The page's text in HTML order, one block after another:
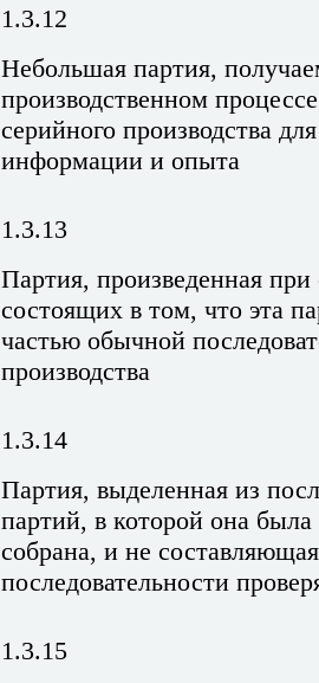
1.3.12
Небольшая партия,
производственном
серийного производства
информации и опыта
1.3.13
Партия, произведенная
состоящих в том, что эта
частью обычной
производства
1.3.14
Партия, выделенная из
партий, в которой она
собрана, и не
последовательности
1.3.15